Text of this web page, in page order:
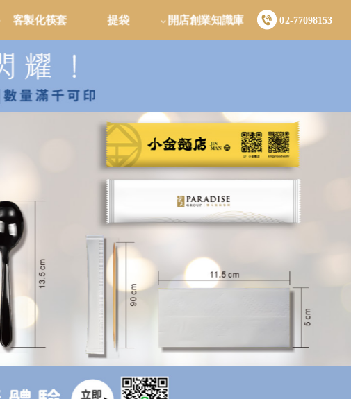
客製化筷套 提袋 開店創業知識庫 按钮 02-77098153